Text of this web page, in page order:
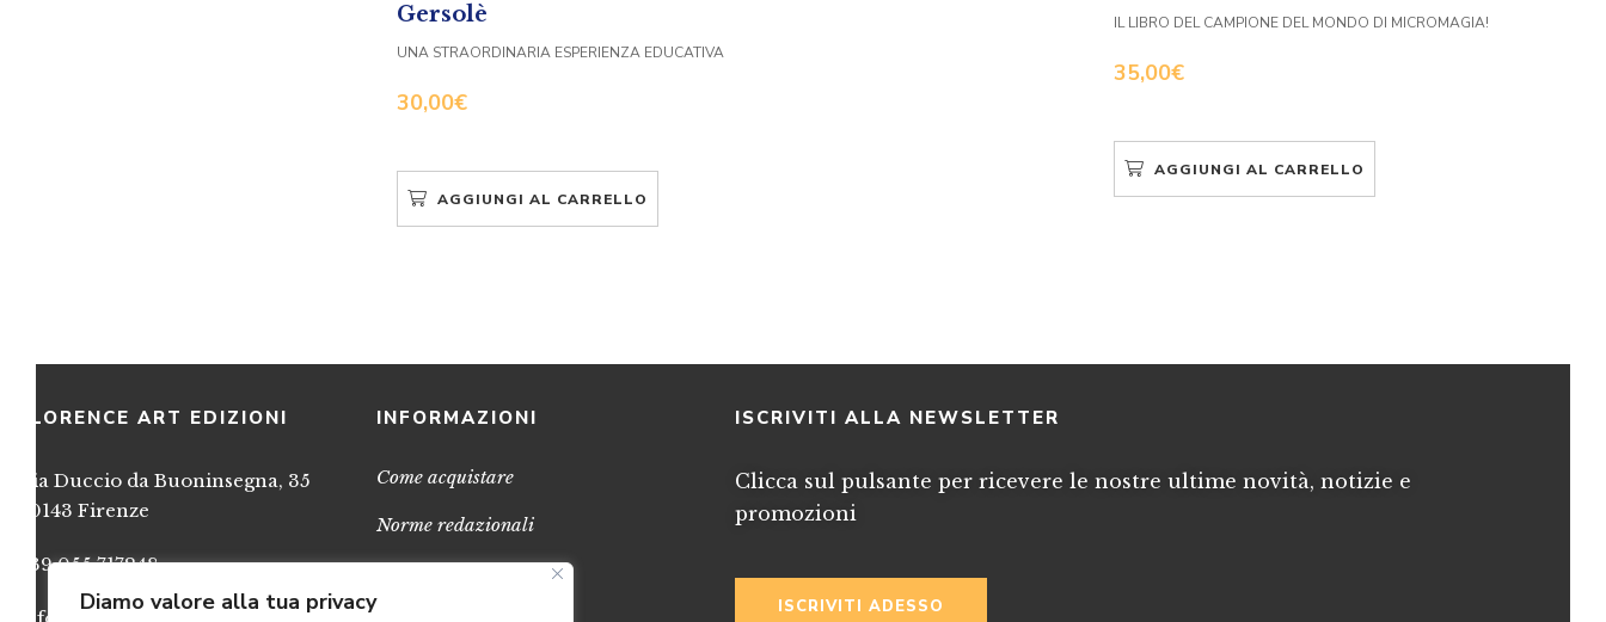
Diamo valore alla tua privacy
Gersolè
30,00€
UNA STRAORDINARIA ESPERIENZA EDUCATIVA
AGGIUNGI AL CARRELLO
35,00€
IL LIBRO DEL CAMPIONE DEL MONDO DI MICROMAGIA!
AGGIUNGI AL CARRELLO
FLORENCE ART EDIZIONI
Via Duccio da Buoninsegna, 35
50143 Firenze
+39 055 717248
INFORMAZIONI
Come acquistare
Norme redazionali
ISCRIVITI ALLA NEWSLETTER
Clicca sul pulsante per ricevere le nostre ultime novità, notizie e
promozioni
ISCRIVITI ADESSO